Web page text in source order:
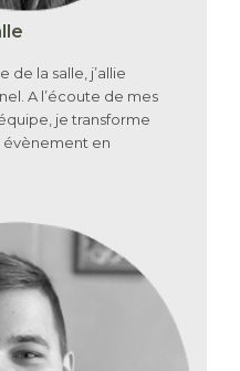
de la salle, j’allie
A l’écoute de mes
je transforme
évènement en